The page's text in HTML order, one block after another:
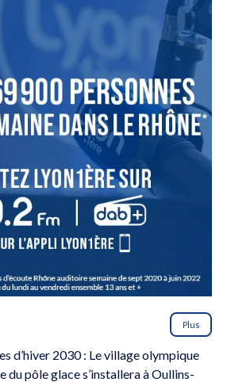
Plus
d’hiver 2030 : Le village olympique
du pôle glace s’installera à Oullins-